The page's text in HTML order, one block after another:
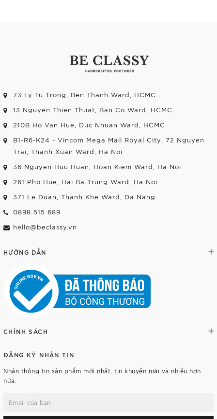
73 Ly Tu Trong, Ben Thanh Ward, HCMC
13 Nguyen Thien Thuat, Ban Co Ward, HCMC
210B Ho Van Hue, Duc Nhuan Ward, HCMC
B1-R6-K24 - Vincom Mega Mall Royal City, 72 Nguyen
Trai, Thanh Xuan Ward, Ha Noi
36 Nguyen Huu Huan, Hoan Kiem Ward, Ha Noi
261 Pho Hue, Hai Ba Trung Ward, Ha Noi
371 Le Duan, Thanh Khe Ward, Da Nang
0898 515 689
hello@beclassy.vn
HƯỚNG DẪN
CHÍNH SÁCH
ĐĂNG KÝ NHẬN TIN
Nhận thông tin sản phẩm mới nhất, tin khuyến mãi và nhiều hơn
nữa.